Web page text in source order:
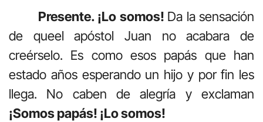
Presente. ¡Lo somos! Da la sensación
de queel apóstol Juan no acabara de
creérselo. Es como esos papás que han
estado años esperando un hijo y por fin les
llega. No caben de alegría y exclaman
¡Somos papás! ¡Lo somos!